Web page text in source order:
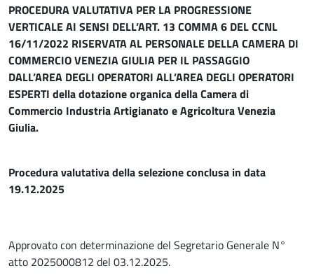
PROCEDURA VALUTATIVA PER LA PROGRESSIONE
VERTICALE AI SENSI DELL’ART. 13 COMMA 6 DEL CCNL
16/11/2022 RISERVATA AL PERSONALE DELLA CAMERA DI
COMMERCIO VENEZIA GIULIA PER IL PASSAGGIO
DALL’AREA DEGLI OPERATORI ALL’AREA DEGLI OPERATORI
ESPERTI della dotazione organica della Camera di
Commercio Industria Artigianato e Agricoltura Venezia
Giulia.
Procedura valutativa della selezione conclusa in data
19.12.2025
Approvato con determinazione del Segretario Generale N°
atto 2025000812 del 03.12.2025.